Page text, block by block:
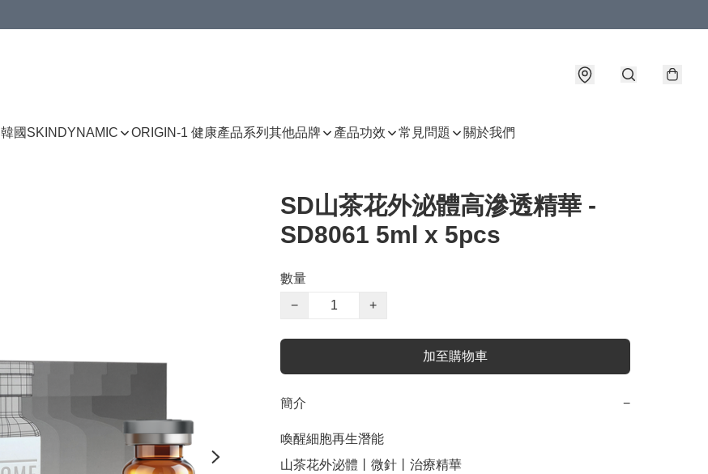
韓國SKINDYNAMIC ORIGIN-1 健康產品系列 其他品牌 產品功效 常見問題 關於我們
SD山茶花外泌體高滲透精華 -
SD8061 5ml x 5pcs
數量
−
+
加至購物車
簡介 −
喚醒細胞再生潛能
山茶花外泌體丨微針丨治療精華